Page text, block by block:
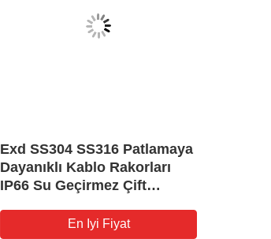
Exd SS304 SS316 Patlamaya
Dayanıklı Kablo Rakorları
IP66 Su Geçirmez Çift
En Iyi Fiyat